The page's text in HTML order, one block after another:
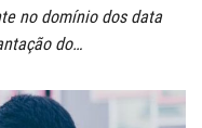
no domínio dos data
do…